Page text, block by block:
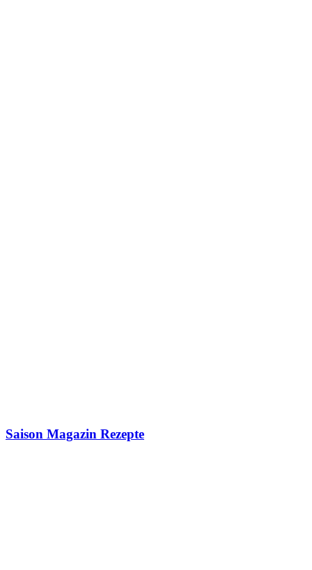
Saison Magazin Rezepte